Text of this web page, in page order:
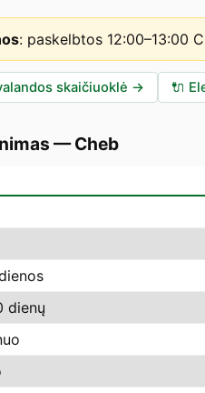
: paskelbtos 12:00–13:00
skaičiuoklė → 🔌
—Cheb
dienų